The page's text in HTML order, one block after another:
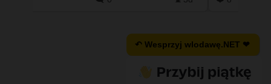
↶ Wesprzyj wlodawę.NET ❤